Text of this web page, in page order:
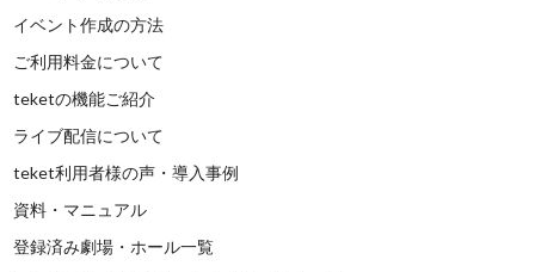
イベント作成の方法
ご利用料金について
teketの機能ご紹介
ライブ配信について
teket利用者様の声・導入事例
資料・マニュアル
登録済み劇場・ホール一覧